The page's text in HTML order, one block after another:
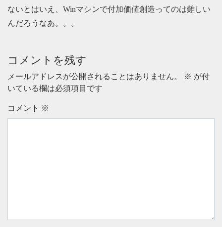
ないとはいえ、Winマシンで付加価値創造ってのは難しい
んだろうなあ。。。
コメントを残す
メールアドレスが公開されることはありません。 ※ が付
いている欄は必須項目です
コメント ※